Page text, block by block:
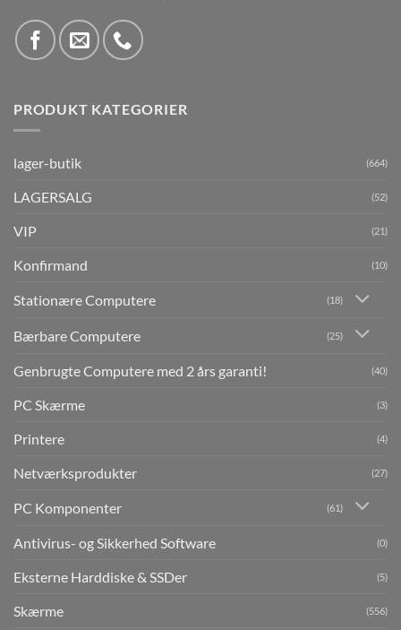
PRODUKT KATEGORIER
lager-butik (664)
LAGERSALG (52)
VIP (21)
Konfirmand (10)
Stationære Computere (18)
Bærbare Computere (25)
Genbrugte Computere med 2 års garanti! (40)
PC Skærme (3)
Printere (4)
Netværksprodukter (27)
PC Komponenter (61)
Antivirus- og Sikkerhed Software (0)
Eksterne Harddiske & SSDer (5)
Skærme (556)